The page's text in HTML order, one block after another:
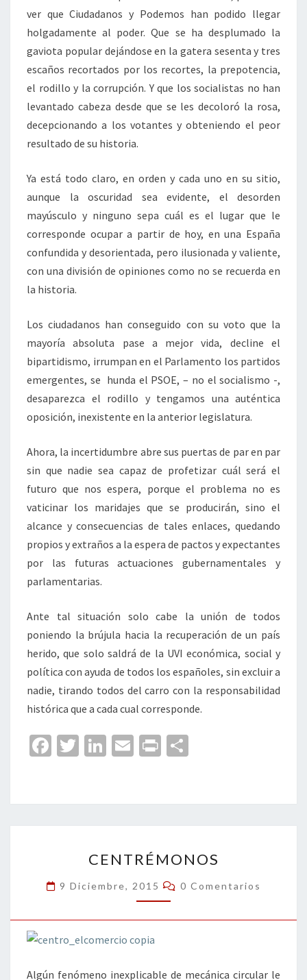
ver que Ciudadanos y Podemos han podido llegar
holgadamente al poder. Que se ha desplumado la
gaviota popular dejándose en la gatera sesenta y tres
escaños recortados por los recortes, la prepotencia,
el rodillo y la corrupción. Y que los socialistas no han
levantado cabeza desde que se les decoloró la rosa,
decepcionando a los votantes y obteniendo el peor
resultado de su historia.
Ya está todo claro, en orden y cada uno en su sitio,
aunque la oscuridad sea evidente, el desorden
mayúsculo y ninguno sepa cuál es el lugar que le
corresponde ocupar a partir de hoy, en una España
confundida y desorientada, pero ilusionada y valiente,
con una división de opiniones como no se recuerda en
la historia.
Los ciudadanos han conseguido con su voto que la
mayoría absoluta pase a mejor vida, decline el
bipartidismo, irrumpan en el Parlamento los partidos
emergentes, se hunda el PSOE, – no el socialismo -,
desaparezca el rodillo y tengamos una auténtica
oposición, inexistente en la anterior legislatura.
Ahora, la incertidumbre abre sus puertas de par en par
sin que nadie sea capaz de profetizar cuál será el
futuro que nos espera, porque el problema no es
vaticinar los maridajes que se producirán, sino el
alcance y consecuencias de tales enlaces, quedando
propios y extraños a la espera de pactos y expectantes
por las futuras actuaciones gubernamentales y
parlamentarias.
Ante tal situación solo cabe la unión de todos
poniendo la brújula hacia la recuperación de un país
herido, que solo saldrá de la UVI económica, social y
política con ayuda de todos los españoles, sin excluir a
nadie, tirando todos del carro con la responsabilidad
histórica que a cada cual corresponde.
Fa
o
o
T
er
Li
dI
n
E
l
Pr
p
ar
tir
CENTRÉMONOS
9 Diciembre, 2015 Comentarios
0 Comentarios
Algún fenómeno inexplicable de mecánica circular le